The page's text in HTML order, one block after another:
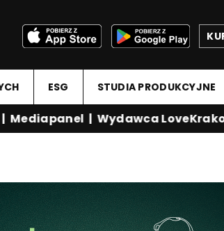
ESG STUDIA PRODUKCYJNE
|Wydawca